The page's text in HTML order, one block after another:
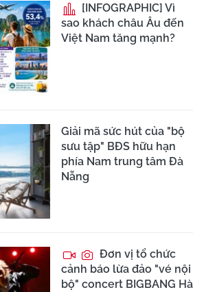
[INFOGRAPHIC] Vì
sao khách châu Âu đến
Việt Nam tăng mạnh?
Giải mã sức hút của "bộ
sưu tập" BĐS hữu hạn
phía Nam trung tâm Đà
Nẵng
Đơn vị tổ chức
cảnh báo lừa đảo "vé nội
bộ" concert BIGBANG Hà